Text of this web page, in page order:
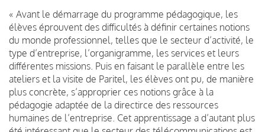
« Avant le démarrage du programme pédagogique, les
élèves éprouvent des difficultés à définir certaines notions
du monde professionnel, telles que le secteur d’activité, le
type d’entreprise, l’organigramme, les services et leurs
différentes missions. Puis en faisant le parallèle entre les
ateliers et la visite de Paritel, les élèves ont pu, de manière
plus concrète, s’approprier ces notions grâce à la
pédagogie adaptée de la directirce des ressources
humaines de l’entreprise. Cet apprentissage a d’autant plus